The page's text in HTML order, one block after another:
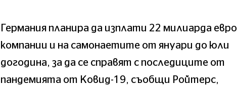
Германия планира да изплати 22 милиарда евро
компании и на самонаетите от януари до юли
догодина, за да се справят с последиците от
пандемията от Ковид-19, съобщи Ройтерс,